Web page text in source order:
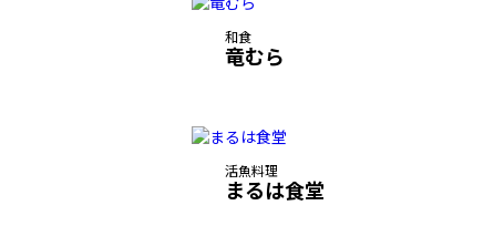
和食
竜むら
活魚料理
まるは食堂